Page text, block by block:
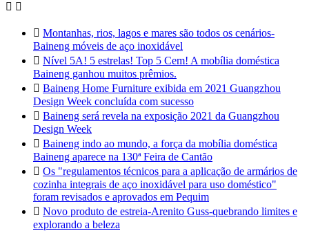
 
 Montanhas, rios, lagos e mares são todos os cenários-
Baineng móveis de aço inoxidável
 Nível 5A! 5 estrelas! Top 5 Cem! A mobília doméstica
Baineng ganhou muitos prêmios.
 Baineng Home Furniture exibida em 2021 Guangzhou
Design Week concluída com sucesso
 Baineng será revela na exposição 2021 da Guangzhou
Design Week
 Baineng indo ao mundo, a força da mobília doméstica
Baineng aparece na 130ª Feira de Cantão
 Os "regulamentos técnicos para a aplicação de armários de
cozinha integrais de aço inoxidável para uso doméstico"
foram revisados e aprovados em Pequim
 Novo produto de estreia-Arenito Guss-quebrando limites e
explorando a beleza